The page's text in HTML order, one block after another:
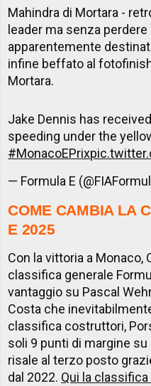
Mahindra di Mortara -
leader ma senza
apparentemente
infine beffato al
Mortara.
Jake Dennis has
speeding under the
#MonacoEPrix
— Formula E
COME CAMBIA LA
E 2025
Con la vittoria a Monaco,
classifica generale
vantaggio su Pascal
Costa che
classifica costruttori,
soli 9 punti di margine
risale al terzo posto
dal 2022. Qui la